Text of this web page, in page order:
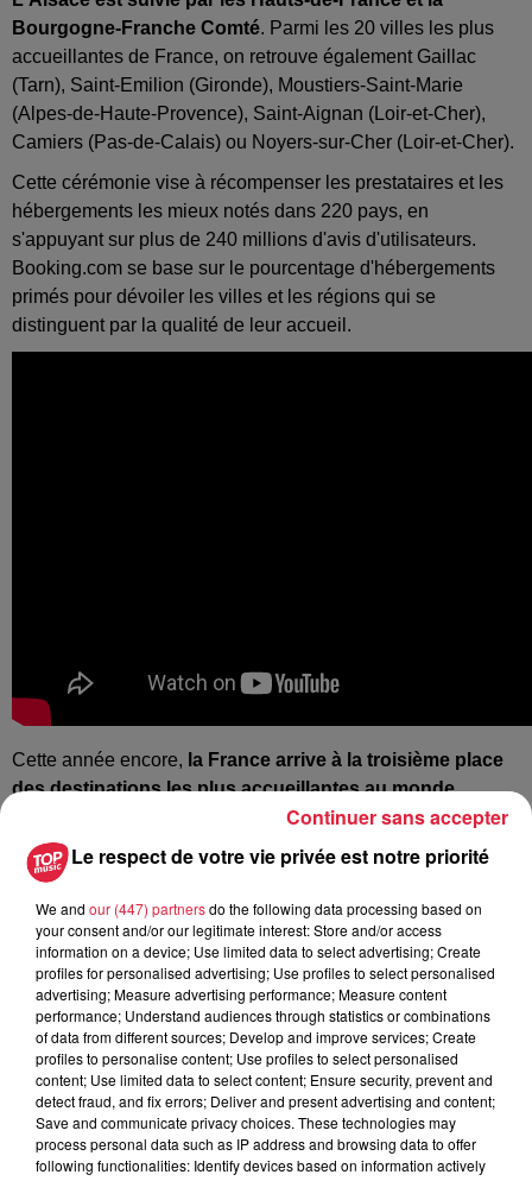
Bourgogne-Franche Comté. Parmi les 20 villes les plus
accueillantes de France, on retrouve également Gaillac
(Tarn), Saint-Emilion (Gironde), Moustiers-Saint-Marie
(Alpes-de-Haute-Provence), Saint-Aignan (Loir-et-Cher),
Camiers (Pas-de-Calais) ou Noyers-sur-Cher (Loir-et-Cher).
Cette cérémonie vise à récompenser les prestataires et les
hébergements les mieux notés dans 220 pays, en
s'appuyant sur plus de 240 millions d'avis d'utilisateurs.
Booking.com se base sur le pourcentage d'hébergements
primés pour dévoiler les villes et les régions qui se
distinguent par la qualité de leur accueil.
Cette année encore, la France arrive à la troisième place
des destinations les plus accueillantes au monde,
précédée par l'Italie et l'Espagne.
Publié : 2 février 2023 à 13h31 - Modifié : 30 octobre 2025 à
16h47 Amandine Munier
A lire aussi
5 août 2026
Le respect de votre vie privée est notre priorité
We and our (447) partnersdo the following data processing based on
your consent and/or our legitimate interest: Store and/or access
information on a device; Use limited data to select advertising; Create
profiles for personalised advertising; Use profiles to select personalised
advertising; Measure advertising performance; Measure content
performance; Understand audiences through statistics or combinations
of data from different sources; Develop and improve services; Create
profiles to personalise content; Use profiles to select personalised
content; Use limited data to select content; Ensure security, prevent and
detect fraud, and fix errors; Deliver and present advertising and content;
Save and communicate privacy choices. These technologies may
process personal data such as IP address and browsing data to offer
following functionalities: Identify devices based on information actively
Continuer sans accepter